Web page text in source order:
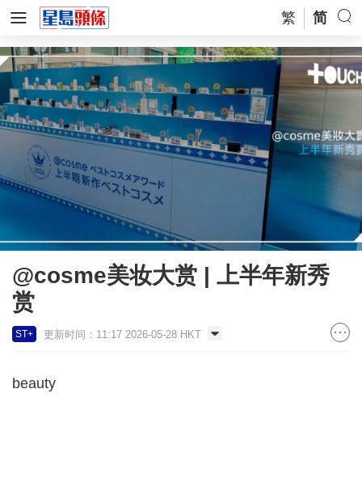
繁 简
@cosme美妆大赏 | 上半年新秀
赏
ST+ 更新时间：11:17 2026-05-28 HKT
beauty